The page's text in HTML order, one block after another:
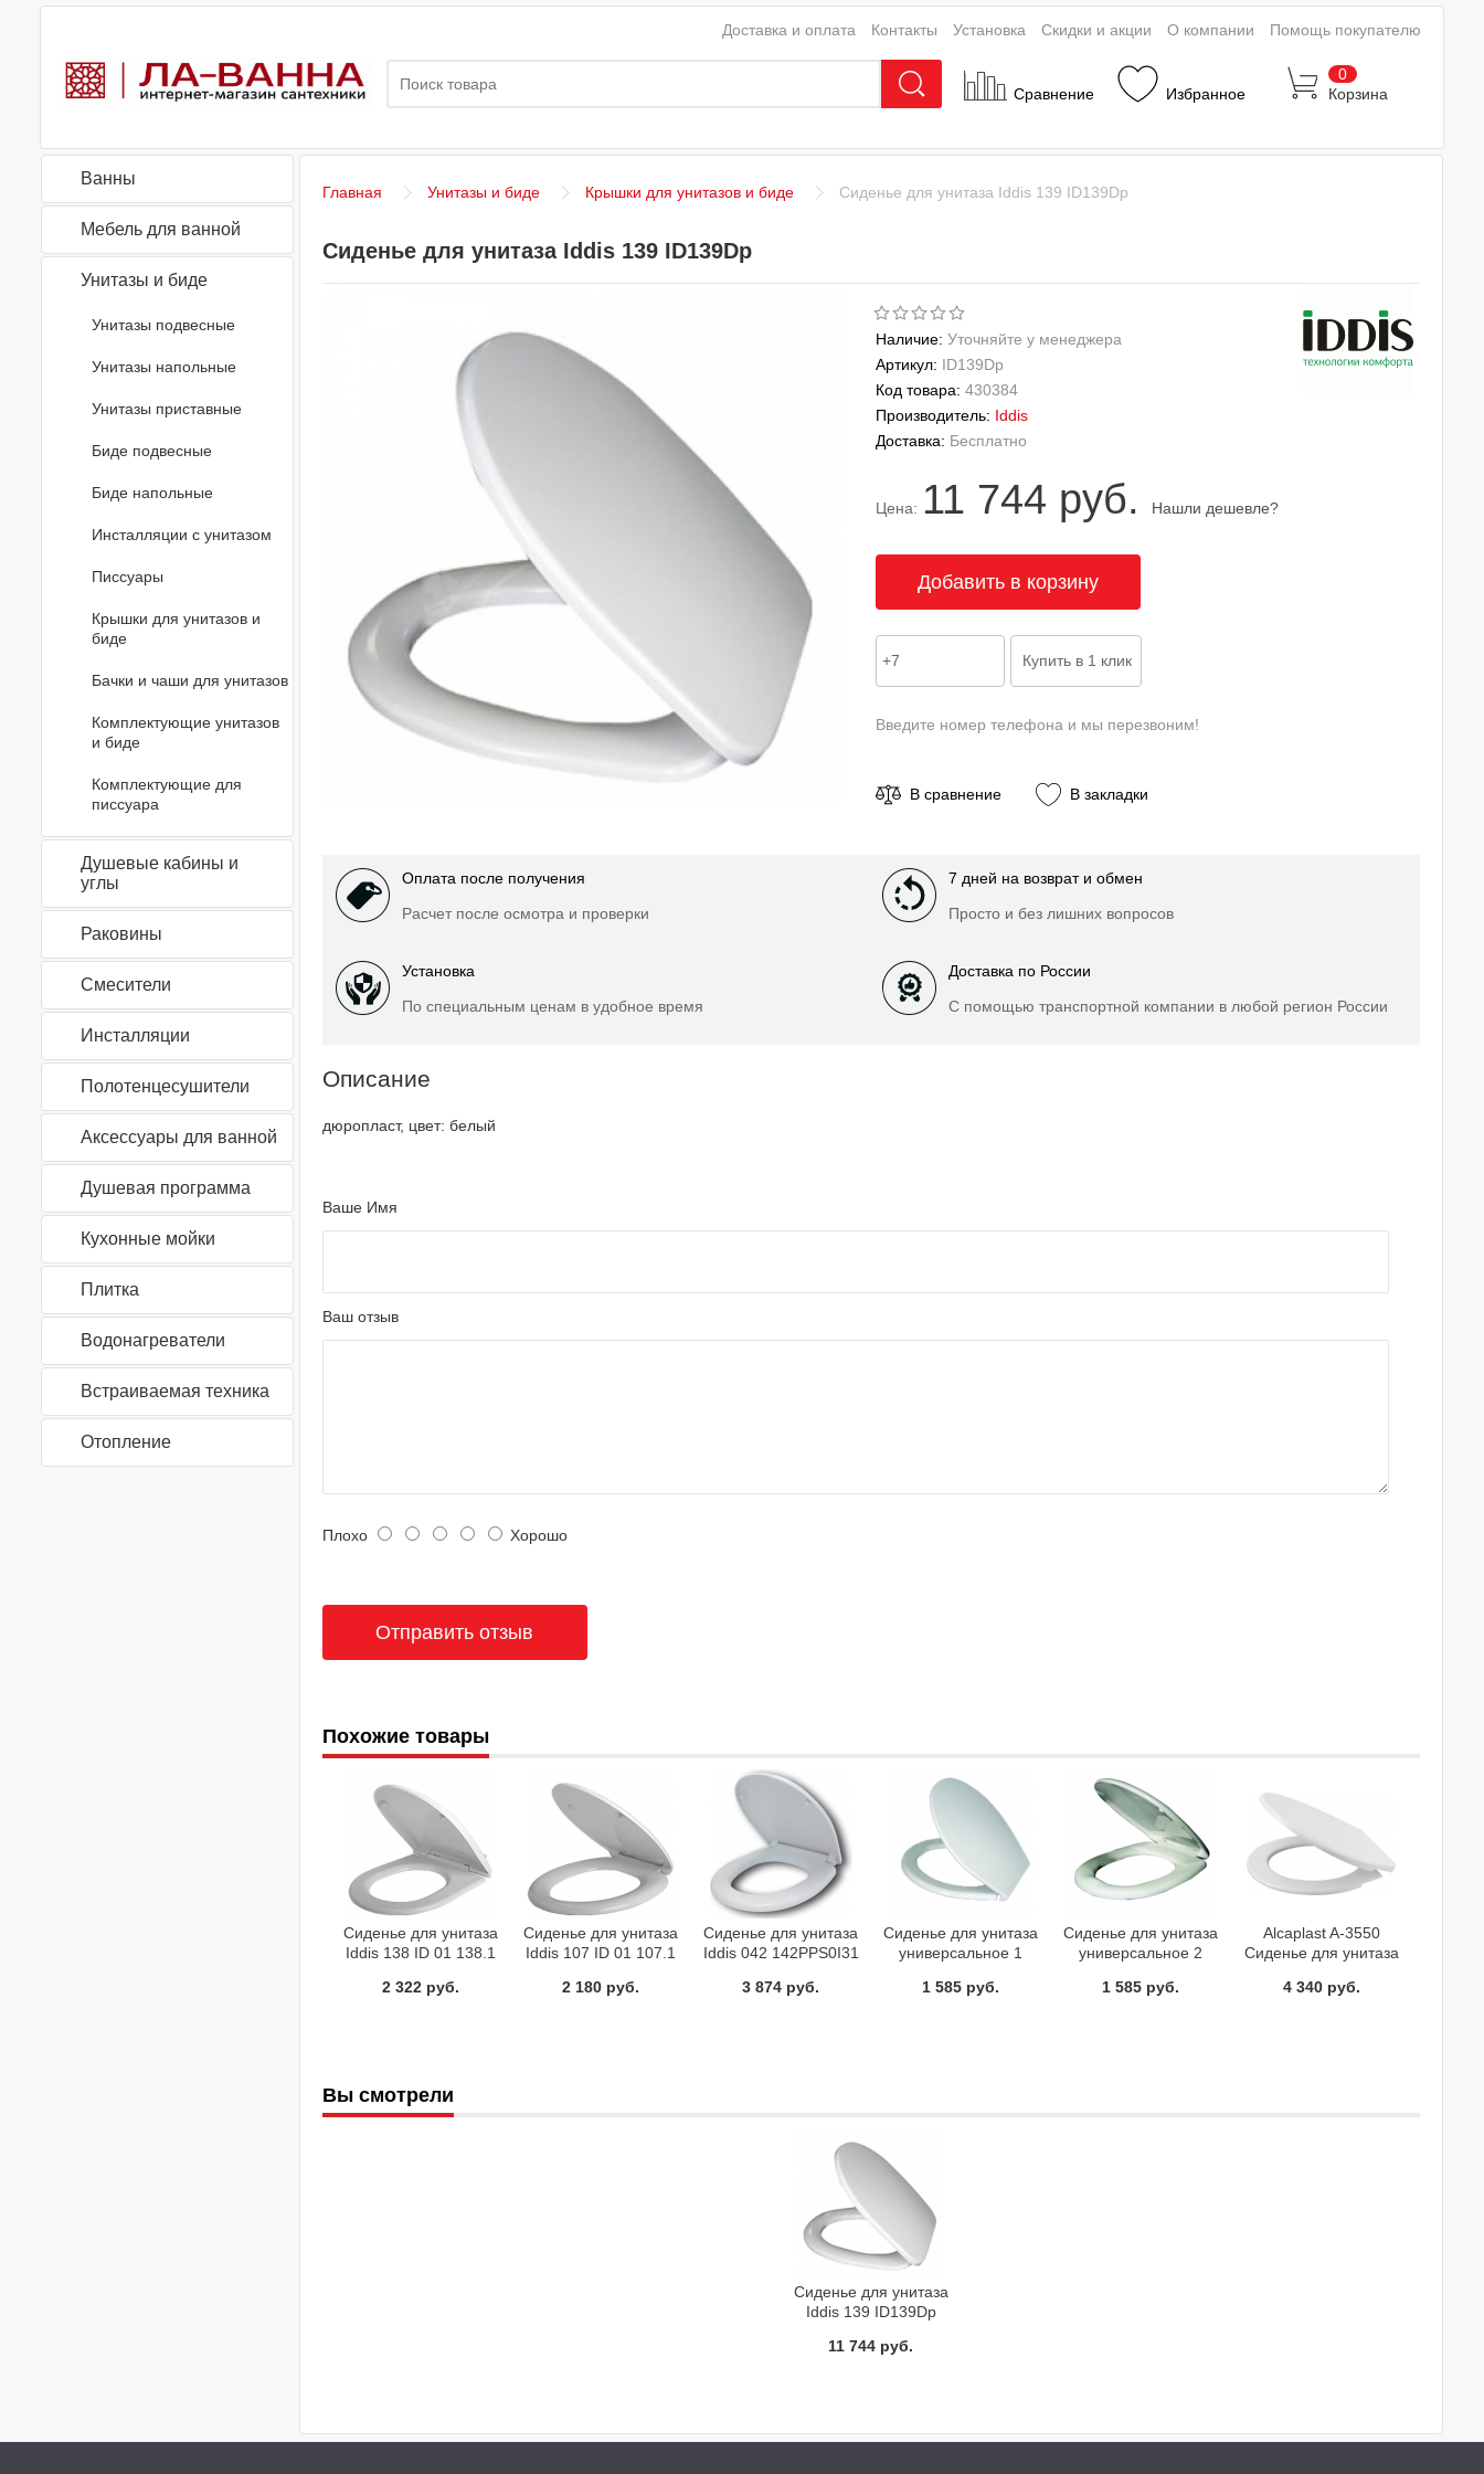
Сравнение Избранное
0
Корзина
Доставка и оплата Контакты Установка Скидки и акции О компании Помощь покупателю
Ванны
Мебель для ванной
Унитазы и биде
Унитазы подвесные
Унитазы напольные
Унитазы приставные
Биде подвесные
Биде напольные
Инсталляции с унитазом
Писсуары
Крышки для унитазов и
биде
Бачки и чаши для унитазов
Комплектующие унитазов
и биде
Комплектующие для
писсуара
Душевые кабины и
углы
Раковины
Смесители
Инсталляции
Полотенцесушители
Аксессуары для ванной
Душевая программа
Кухонные мойки
Плитка
Водонагреватели
Встраиваемая техника
Отопление
Главная Унитазы и биде Крышки для унитазов и биде Сиденье для унитаза Iddis 139 ID139Dp
Сиденье для унитаза Iddis 139 ID139Dp
Наличие: Уточняйте у менеджера
Артикул: ID139Dp
Код товара: 430384
Производитель: Iddis
Доставка: Бесплатно
Цена: 11 744 руб. Нашли дешевле?
Введите номер телефона и мы перезвоним!
В сравнение В закладки
Оплата после получения
Расчет после осмотра и проверки
7 дней на возврат и обмен
Просто и без лишних вопросов
Установка
По специальным ценам в удобное время
Доставка по России
С помощью транспортной компании в любой регион России
Описание
дюропласт, цвет: белый
Ваше Имя
Ваш отзыв
Плохо Хорошо
Похожие товары
Сиденье для унитаза
Iddis 138 ID 01 138.1
2 322 руб.
Сиденье для унитаза
Iddis 107 ID 01 107.1
2 180 руб.
Сиденье для унитаза
Iddis 042 142PPS0I31
3 874 руб.
Сиденье для унитаза
универсальное 1
010PP00M31
1 585 руб.
Сиденье для унитаза
универсальное 2
020PP00M31
1 585 руб.
Alcaplast A-3550
Сиденье для унитаза
4 340 руб.
Вы смотрели
Сиденье для унитаза
Iddis 139 ID139Dp
11 744 руб.